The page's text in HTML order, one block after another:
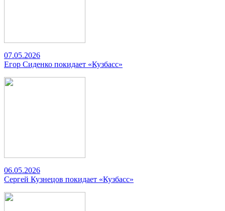
07.05.2026
Егор Сиденко покидает «Кузбасс»
06.05.2026
Сергей Кузнецов покидает «Кузбасс»